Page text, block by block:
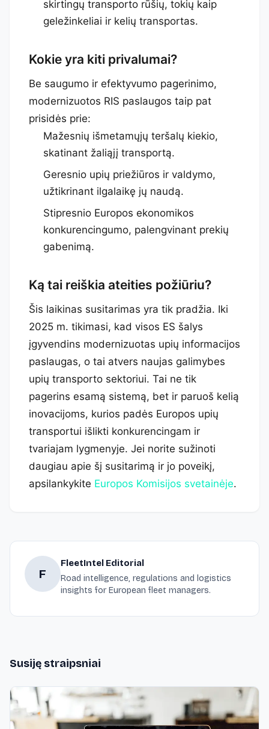
skirtingų transporto rūšių, tokių kaip
geležinkeliai ir kelių transportas.
Kokie yra kiti privalumai?
Be saugumo ir efektyvumo pagerinimo,
modernizuotos RIS paslaugos taip pat
prisidės prie:
Mažesnių išmetamųjų teršalų kiekio,
skatinant žaliąjį transportą.
Geresnio upių priežiūros ir valdymo,
užtikrinant ilgalaikę jų naudą.
Stipresnio Europos ekonomikos
konkurencingumo, palengvinant prekių
gabenimą.
Ką tai reiškia ateities požiūriu?
Šis laikinas susitarimas yra tik pradžia. Iki
2025 m. tikimasi, kad visos ES šalys
įgyvendins modernizuotas upių informacijos
paslaugas, o tai atvers naujas galimybes
upių transporto sektoriui. Tai ne tik
pagerins esamą sistemą, bet ir paruoš kelią
inovacijoms, kurios padės Europos upių
transportui išlikti konkurencingam ir
tvariajam lygmenyje. Jei norite sužinoti
daugiau apie šį susitarimą ir jo poveikį,
apsilankykite Europos Komisijos svetainėje.
F
FleetIntel Editorial
Road intelligence, regulations and logistics
insights for European fleet managers.
Susiję straipsniai